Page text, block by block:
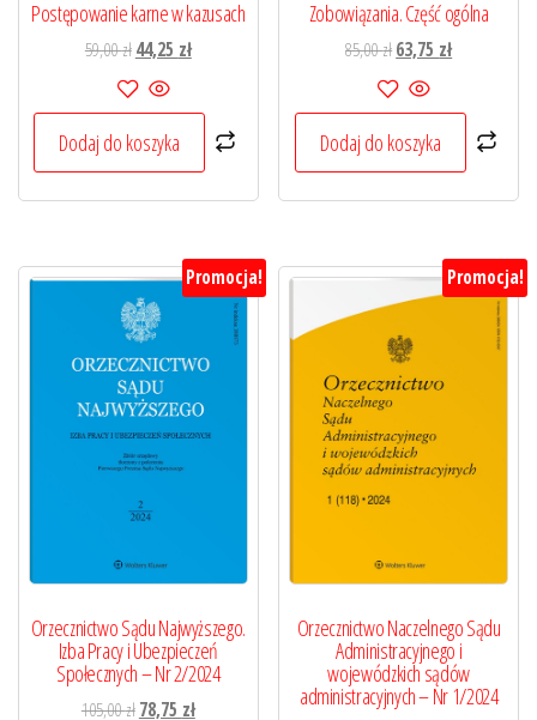
Postępowanie karne w kazusach
59,00złPierwotna
cena
wynosiła:
59,00 zł.
44,25 złAktualna
44,25 zł.
Dodaj do koszyka
Zobowiązania. Część ogólna
85,00złPierwotna
cena
wynosiła:
85,00 zł.
63,75 złAktualna
63,75 zł.
Dodaj do koszyka
Promocja!
Orzecznictwo Sądu Najwyższego.
Izba Pracy i Ubezpieczeń
Społecznych – Nr 2/2024
105,00złPierwotna
78,75 złAktualna
Promocja!
Orzecznictwo Naczelnego Sądu
Administracyjnego i
wojewódzkich sądów
administracyjnych – Nr 1/2024